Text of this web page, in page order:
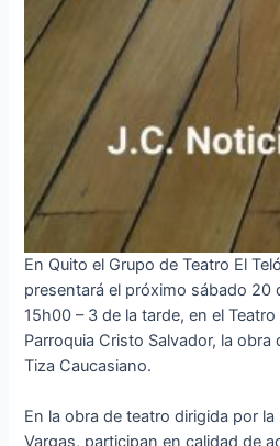
En Quito el Grupo de Teatro El
presentará el próximo sábado 20
15h00 – 3 de la tarde, en el
Parroquia Cristo Salvador, la obra
Tiza Caucasiano.
En la obra de teatro dirigida por
Vargas, participan en calidad de